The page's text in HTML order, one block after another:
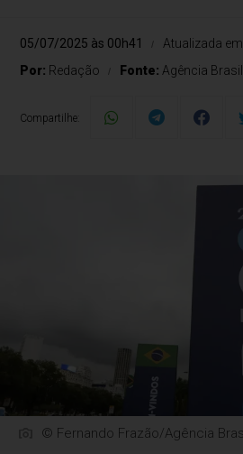
05/07/2025 às 00h41
Atualizada
Por: Redação Fonte: Agência Brasil
Compartilhe:
© Fernando Frazão/Agência